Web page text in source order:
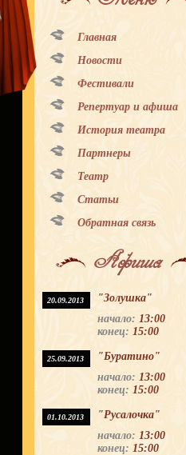
Главная
Новости
Фестивали
Репертуар и афиша
История театра
Партнеры
Театр
Статьи
Обратная связь
Афиша
20.09.2013
"Золушка"
начало:13:00
конец:15:00
25.09.2013
"Буратино"
начало:13:00
конец:15:00
01.10.2013
"Русалочка"
начало:13:00
конец:15:00